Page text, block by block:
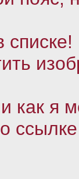
списке!
как я